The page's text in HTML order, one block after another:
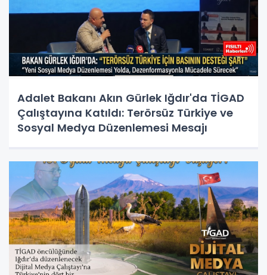
Adalet Bakanı Akın Gürlek Iğdır'da TİGAD
Çalıştayına Katıldı: Terörsüz Türkiye ve
Sosyal Medya Düzenlemesi Mesajı